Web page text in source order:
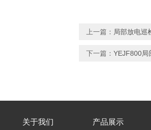
上一篇： 局部放电巡
下一篇： YEJF800局
关于我们 产品展示